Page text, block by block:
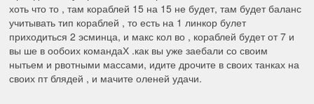
хоть что то , там кораблей 15 на 15 не будет, там будет баланс
учитывать тип кораблей , то есть на 1 линкор булет
приходиться 2 эсминца, и макс кол во , кораблей будет от 7 и
вы ше в ообоих командаХ .как вы уже заебали со своим
нытьем и рвотными массами, идите дрочите в своих танках на
своих пт блядей , и мачите оленей удачи.